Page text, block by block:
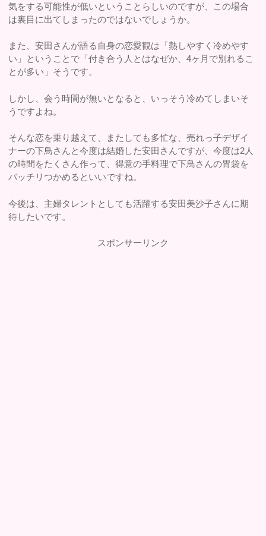
気をする可能性が低いということらしいのですが、この場合
は裏目に出てしまったのではないでしょうか。
また、安田さんが語る自身の恋愛観は「熱しやすく冷めやす
い」ということで「付き合う人とはなぜか、4ヶ月で別れるこ
とが多い」そうです。
しかし、会う時間が無いとなると、いっそう冷めてしまいそ
うですよね。
そんな恋を乗り越えて、またしても多忙な、売れっ子デザイ
ナーの下鳥さんと今度は結婚した安田さんですが、今度は2人
の時間をたくさん作って、得意の手料理で下鳥さんの胃袋を
バッチリつかめるといいですね。
今後は、主婦タレントとしても活躍する安田美沙子さんに期
待したいです。
スポンサーリンク